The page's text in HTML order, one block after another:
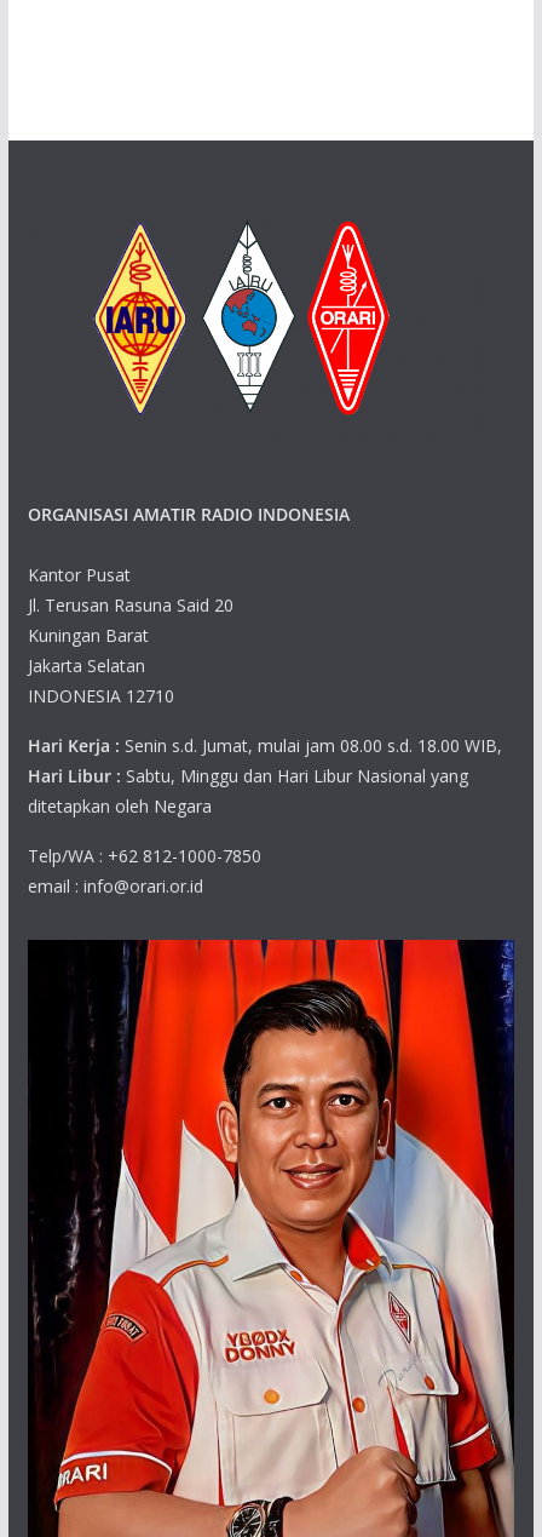
ORGANISASI AMATIR RADIO INDONESIA
Kantor Pusat
Jl. Terusan Rasuna Said 20
Kuningan Barat
Jakarta Selatan
INDONESIA 12710
Hari Kerja : Senin s.d. Jumat, mulai jam 08.00 s.d. 18.00 WIB,
Hari Libur : Sabtu, Minggu dan Hari Libur Nasional yang
ditetapkan oleh Negara
Telp/WA : +62 812-1000-7850
email : info@orari.or.id